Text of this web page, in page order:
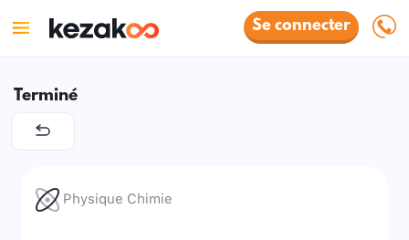
Se connecter
Terminé
Physique Chimie